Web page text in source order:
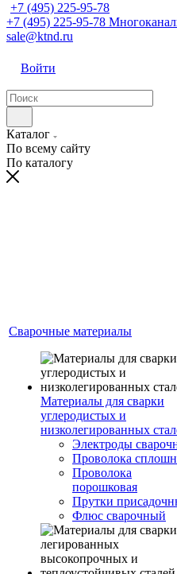
+7 (495) 225-95-78
+7 (495) 225-95-78
sale@ktnd.ru
Войти
Каталог
По всему сайту
По каталогу
Сварочные материалы
Материалы для сварки
углеродистых и
низколегированных
Электроды
Проволока
Проволока
порошковая
Прутки
Флюс сварочный